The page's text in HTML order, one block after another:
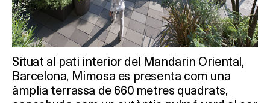
HOTELS
TERRASSES
BARS
Situat al pati interior del Mandarin Oriental,
Barcelona, Mimosa es presenta com una
àmplia terrassa de 660 metres quadrats,